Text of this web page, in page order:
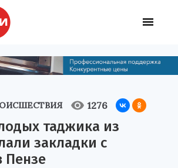
1276
таджика из
закладки с
Пензе